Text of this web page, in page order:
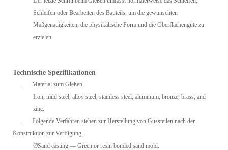
Schleifen oder Bearbeiten des Bauteils, um die gewünschten
Maßgenauigkeiten, die physikalische Form und die Oberflächengüte zu
erzielen.
Technische Spezifikationen
-
Material zum Gießen
Iron, mild steel, alloy steel, stainless steel, aluminum, bronze, brass, and
zinc.
-
Folgende Verfahren stehen zur Herstellung von Gussteilen nach der
Konstruktion zur Verfügung.
ØSand casting — Green or resin bonded sand mold.